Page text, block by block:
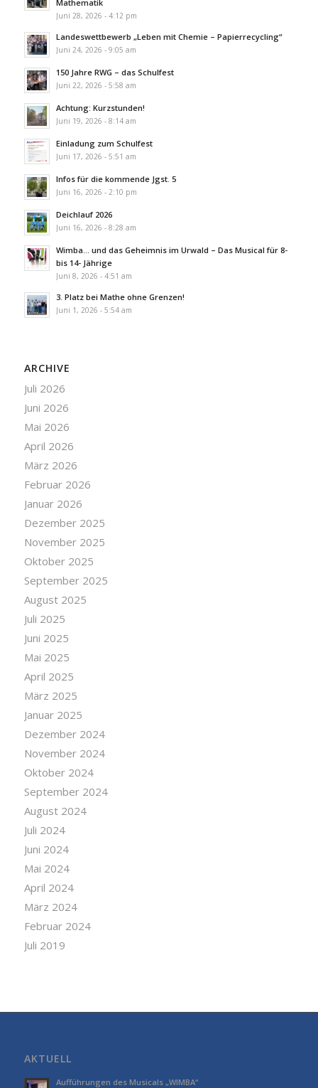
Mathematik
Juni 28, 2026 - 4:12 pm
Landeswettbewerb „Leben mit Chemie – Papierrecycling“
Juni 24, 2026 - 9:05 am
150 Jahre RWG – das Schulfest
Juni 22, 2026 - 5:58 am
Achtung: Kurzstunden!
Juni 19, 2026 - 8:14 am
Einladung zum Schulfest
Juni 17, 2026 - 5:51 am
Infos für die kommende Jgst. 5
Juni 16, 2026 - 2:10 pm
Deichlauf 2026
Juni 16, 2026 - 8:28 am
Wimba… und das Geheimnis im Urwald – Das Musical für 8-
bis 14- Jährige
Juni 8, 2026 - 4:51 am
3. Platz bei Mathe ohne Grenzen!
Juni 1, 2026 - 5:54 am
ARCHIVE
Juli 2026
Juni 2026
Mai 2026
April 2026
März 2026
Februar 2026
Januar 2026
Dezember 2025
November 2025
Oktober 2025
September 2025
August 2025
Juli 2025
Juni 2025
Mai 2025
April 2025
März 2025
Januar 2025
Dezember 2024
November 2024
Oktober 2024
September 2024
August 2024
Juli 2024
Juni 2024
Mai 2024
April 2024
März 2024
Februar 2024
Juli 2019
AKTUELL
Aufführungen des Musicals „WIMBA“